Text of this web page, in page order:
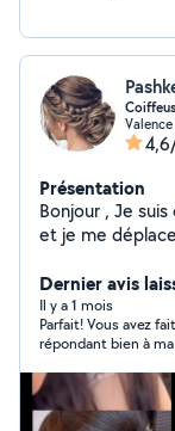
Présentation
Bonjour , Je suis coiffeuse professionnelle depuis 2006
et je me
une coupe, une
Dernier avis
Il y a 1 mois
Parfait! Vous avez fait un
répondant bien à
recommande ++